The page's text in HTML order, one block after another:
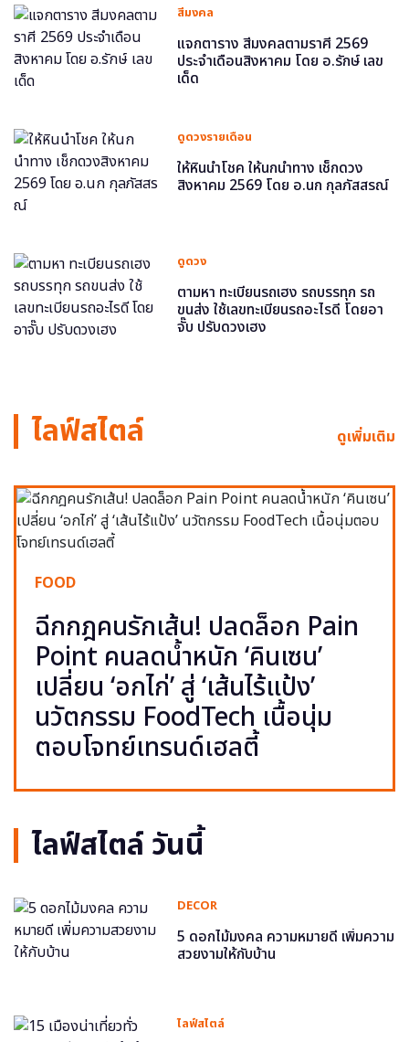
สีมงคล
แจกตาราง สีมงคลตามราศี 2569
ประจำเดือนสิงหาคม โดย อ.รักษ์ เลข
เด็ด
ดูดวงรายเดือน
ให้หินนำโชค ให้นกนำทาง เช็กดวง
สิงหาคม 2569 โดย อ.นก กุลภัสสรณ์
ดูดวง
ตามหา ทะเบียนรถเฮง รถบรรทุก รถ
ขนส่ง ใช้เลขทะเบียนรถอะไรดี โดยอา
จั๊บ ปรับดวงเฮง
ไลฟ์สไตล์ ดูเพิ่มเติม
FOOD
ฉีกกฎคนรักเส้น! ปลดล็อก Pain
Point คนลดน้ำหนัก ‘คินเซน’
เปลี่ยน ‘อกไก่’ สู่ ‘เส้นไร้แป้ง’
นวัตกรรม FoodTech เนื้อนุ่ม
ตอบโจทย์เทรนด์เฮลตี้
ไลฟ์สไตล์ วันนี้
DECOR
5 ดอกไม้มงคล ความหมายดี เพิ่มความ
สวยงามให้กับบ้าน
ไลฟ์สไตล์